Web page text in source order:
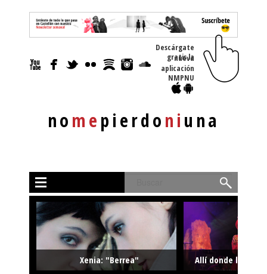
nomepierdoniuna
Descárgate
gratis la nueva
aplicación
NMPNU
Xenia: "Berrea" Allí donde la